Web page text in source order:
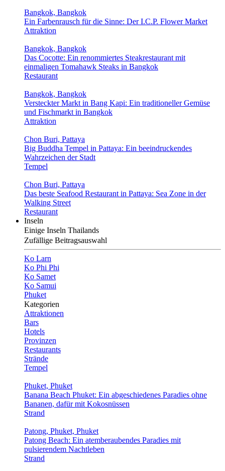
Bangkok, Bangkok
Ein Farbenrausch für die Sinne: Der I.C.P. Flower Market
Attraktion
Bangkok, Bangkok
Das Cocotte: Ein renommiertes Steakrestaurant mit
einmaligen Tomahawk Steaks in Bangkok
Restaurant
Bangkok, Bangkok
Versteckter Markt in Bang Kapi: Ein traditioneller Gemüse
und Fischmarkt in Bangkok
Attraktion
Chon Buri, Pattaya
Big Buddha Tempel in Pattaya: Ein beeindruckendes
Wahrzeichen der Stadt
Tempel
Chon Buri, Pattaya
Das beste Seafood Restaurant in Pattaya: Sea Zone in der
Walking Street
Restaurant
Inseln
Einige Inseln Thailands
Zufällige Beitragsauswahl
Ko Larn
Ko Phi Phi
Ko Samet
Ko Samui
Phuket
Kategorien
Attraktionen
Bars
Hotels
Provinzen
Restaurants
Strände
Tempel
Phuket, Phuket
Banana Beach Phuket: Ein abgeschiedenes Paradies ohne
Bananen, dafür mit Kokosnüssen
Strand
Patong, Phuket, Phuket
Patong Beach: Ein atemberaubendes Paradies mit
pulsierendem Nachtleben
Strand